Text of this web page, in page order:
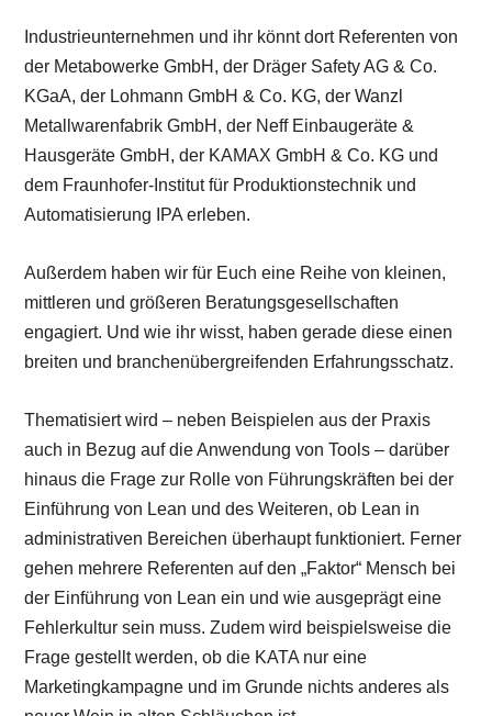
Industrieunternehmen und ihr könnt dort Referenten von
der Metabowerke GmbH, der Dräger Safety AG & Co.
KGaA, der Lohmann GmbH & Co. KG, der Wanzl
Metallwarenfabrik GmbH, der Neff Einbaugeräte &
Hausgeräte GmbH, der KAMAX GmbH & Co. KG und
dem Fraunhofer-Institut für Produktionstechnik und
Automatisierung IPA erleben.
Außerdem haben wir für Euch eine Reihe von kleinen,
mittleren und größeren Beratungsgesellschaften
engagiert. Und wie ihr wisst, haben gerade diese einen
breiten und branchenübergreifenden Erfahrungsschatz.
Thematisiert wird – neben Beispielen aus der Praxis
auch in Bezug auf die Anwendung von Tools – darüber
hinaus die Frage zur Rolle von Führungskräften bei der
Einführung von Lean und des Weiteren, ob Lean in
administrativen Bereichen überhaupt funktioniert. Ferner
gehen mehrere Referenten auf den „Faktor“ Mensch bei
der Einführung von Lean ein und wie ausgeprägt eine
Fehlerkultur sein muss. Zudem wird beispielsweise die
Frage gestellt werden, ob die KATA nur eine
Marketingkampagne und im Grunde nichts anderes als